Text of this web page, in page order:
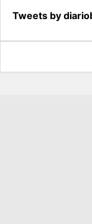
Tweets by